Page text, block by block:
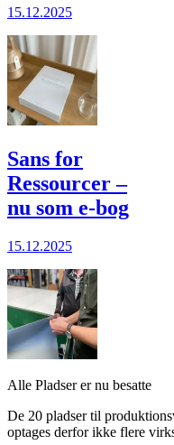
15.12.2025
Sans for
Ressourcer –
nu som e-bog
15.12.2025
Alle Pladser er nu besatte
De 20 pladser til
optages derfor ikke flere